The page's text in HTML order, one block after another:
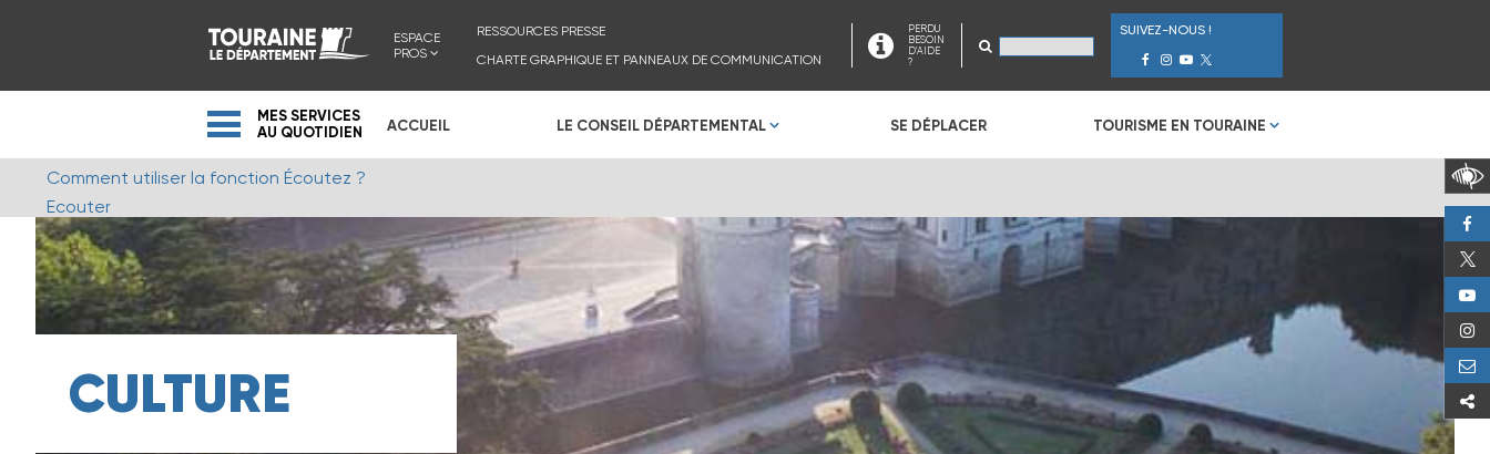
ESPACE
PROS
RESSOURCES PRESSE
CHARTE GRAPHIQUE ET PANNEAUX DE COMMUNICATION
PERDU
BESOIN
D'AIDE
?
SUIVEZ-NOUS !
MES SERVICES
AU QUOTIDIEN
ACCUEIL LE CONSEIL DÉPARTEMENTAL SE DÉPLACER TOURISME EN TOURAINE
Comment utiliser la fonction Écoutez ?
Ecouter
CULTURE